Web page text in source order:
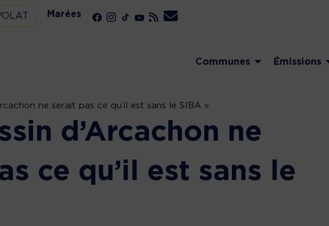
Marées
Communes Émissions
ne serait pas ce qu’il est sans le SIBA »
d’Arcachon ne
ce qu’il est sans le